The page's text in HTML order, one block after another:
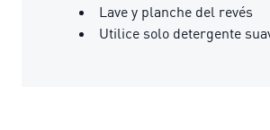
Lave y planche del revés
Utilice solo detergente